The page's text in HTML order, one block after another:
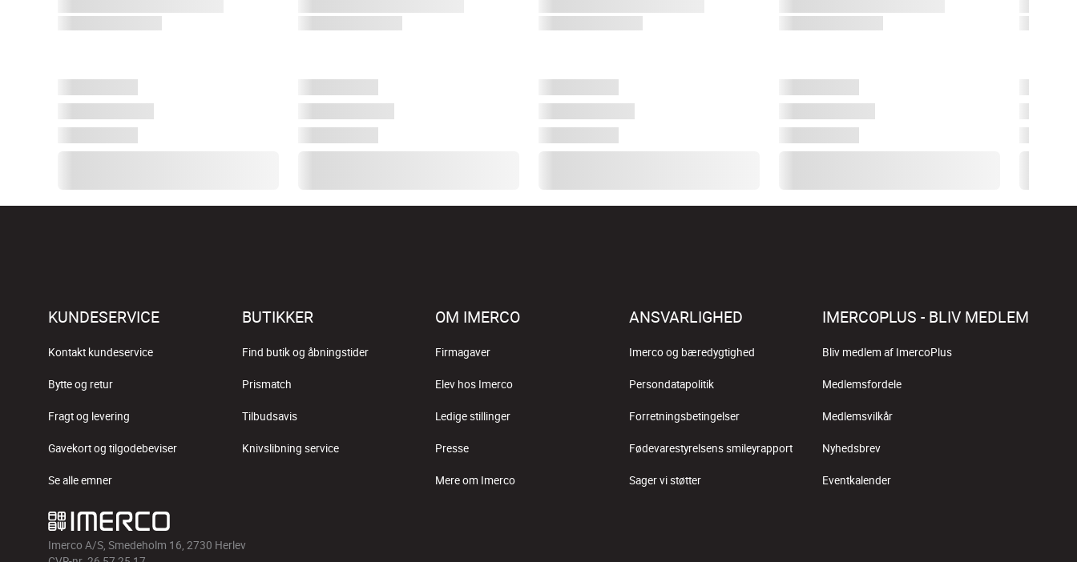
KUNDESERVICE
Kontakt kundeservice
Bytte og retur
Fragt og levering
Gavekort og tilgodebeviser
Se alle emner
BUTIKKER
Find butik og åbningstider
Prismatch
Tilbudsavis
Knivslibning service
OM IMERCO
Firmagaver
Elev hos Imerco
Ledige stillinger
Presse
Mere om Imerco
ANSVARLIGHED
Imerco og bæredygtighed
Persondatapolitik
Forretningsbetingelser
Fødevarestyrelsens smileyrapport
Sager vi støtter
IMERCOPLUS - BLIV MEDLEM
Bliv medlem af ImercoPlus
Medlemsfordele
Medlemsvilkår
Nyhedsbrev
Eventkalender
Imerco A/S, Smedeholm 16, 2730 Herlev